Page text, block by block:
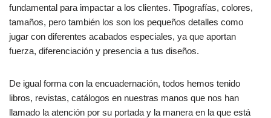
fundamental para impactar a los clientes. Tipografías, colores,
tamaños, pero también los son los pequeños detalles como
jugar con diferentes acabados especiales, ya que aportan
fuerza, diferenciación y presencia a tus diseños.
De igual forma con la encuadernación, todos hemos tenido
libros, revistas, catálogos en nuestras manos que nos han
llamado la atención por su portada y la manera en la que está